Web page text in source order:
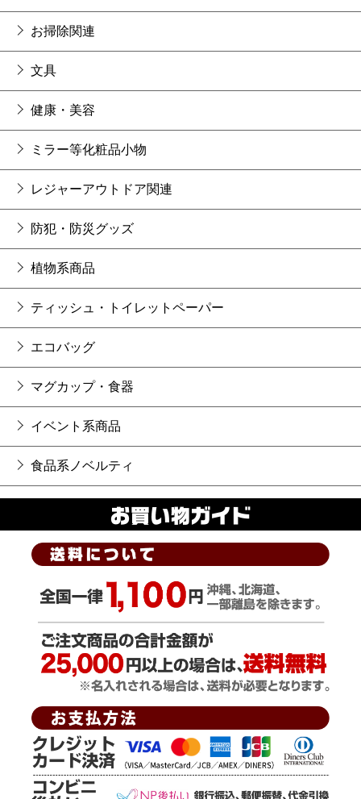
お掃除関連
文具
健康・美容
ミラー等化粧品小物
レジャーアウトドア関連
防犯・防災グッズ
植物系商品
ティッシュ・トイレットペーパー
エコバッグ
マグカップ・食器
イベント系商品
食品系ノベルティ